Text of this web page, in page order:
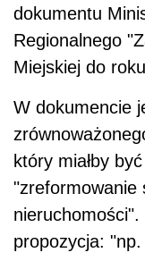
dokumentu
Regionalnego
Miejskiej do
W dokumencie
który miałby
"zreformowanie
propozycja: